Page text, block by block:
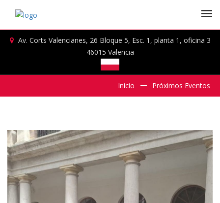
Av. Corts Valencianes, 26 Bloque 5, Esc. 1, planta 1, oficina 3
46015 Valencia
Inicio Próximos Eventos